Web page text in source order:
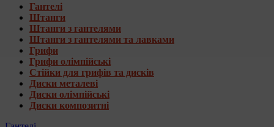
Гантелі
Штанги
Штанги з гантелями
Штанги з гантелями та лавками
Грифи
Грифи олімпійські
Стійки для грифів та дисків
Диски металеві
Диски олімпійські
Диски композитні